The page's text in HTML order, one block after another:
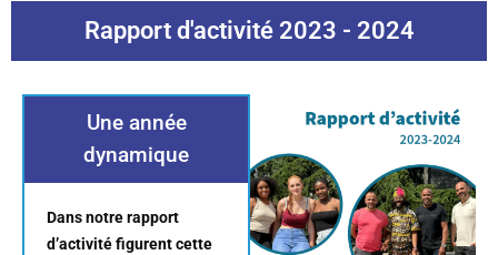
Rapport d'activité 2023 - 2024
Une année
dynamique
Dans notre rapport
d’activité figurent cette